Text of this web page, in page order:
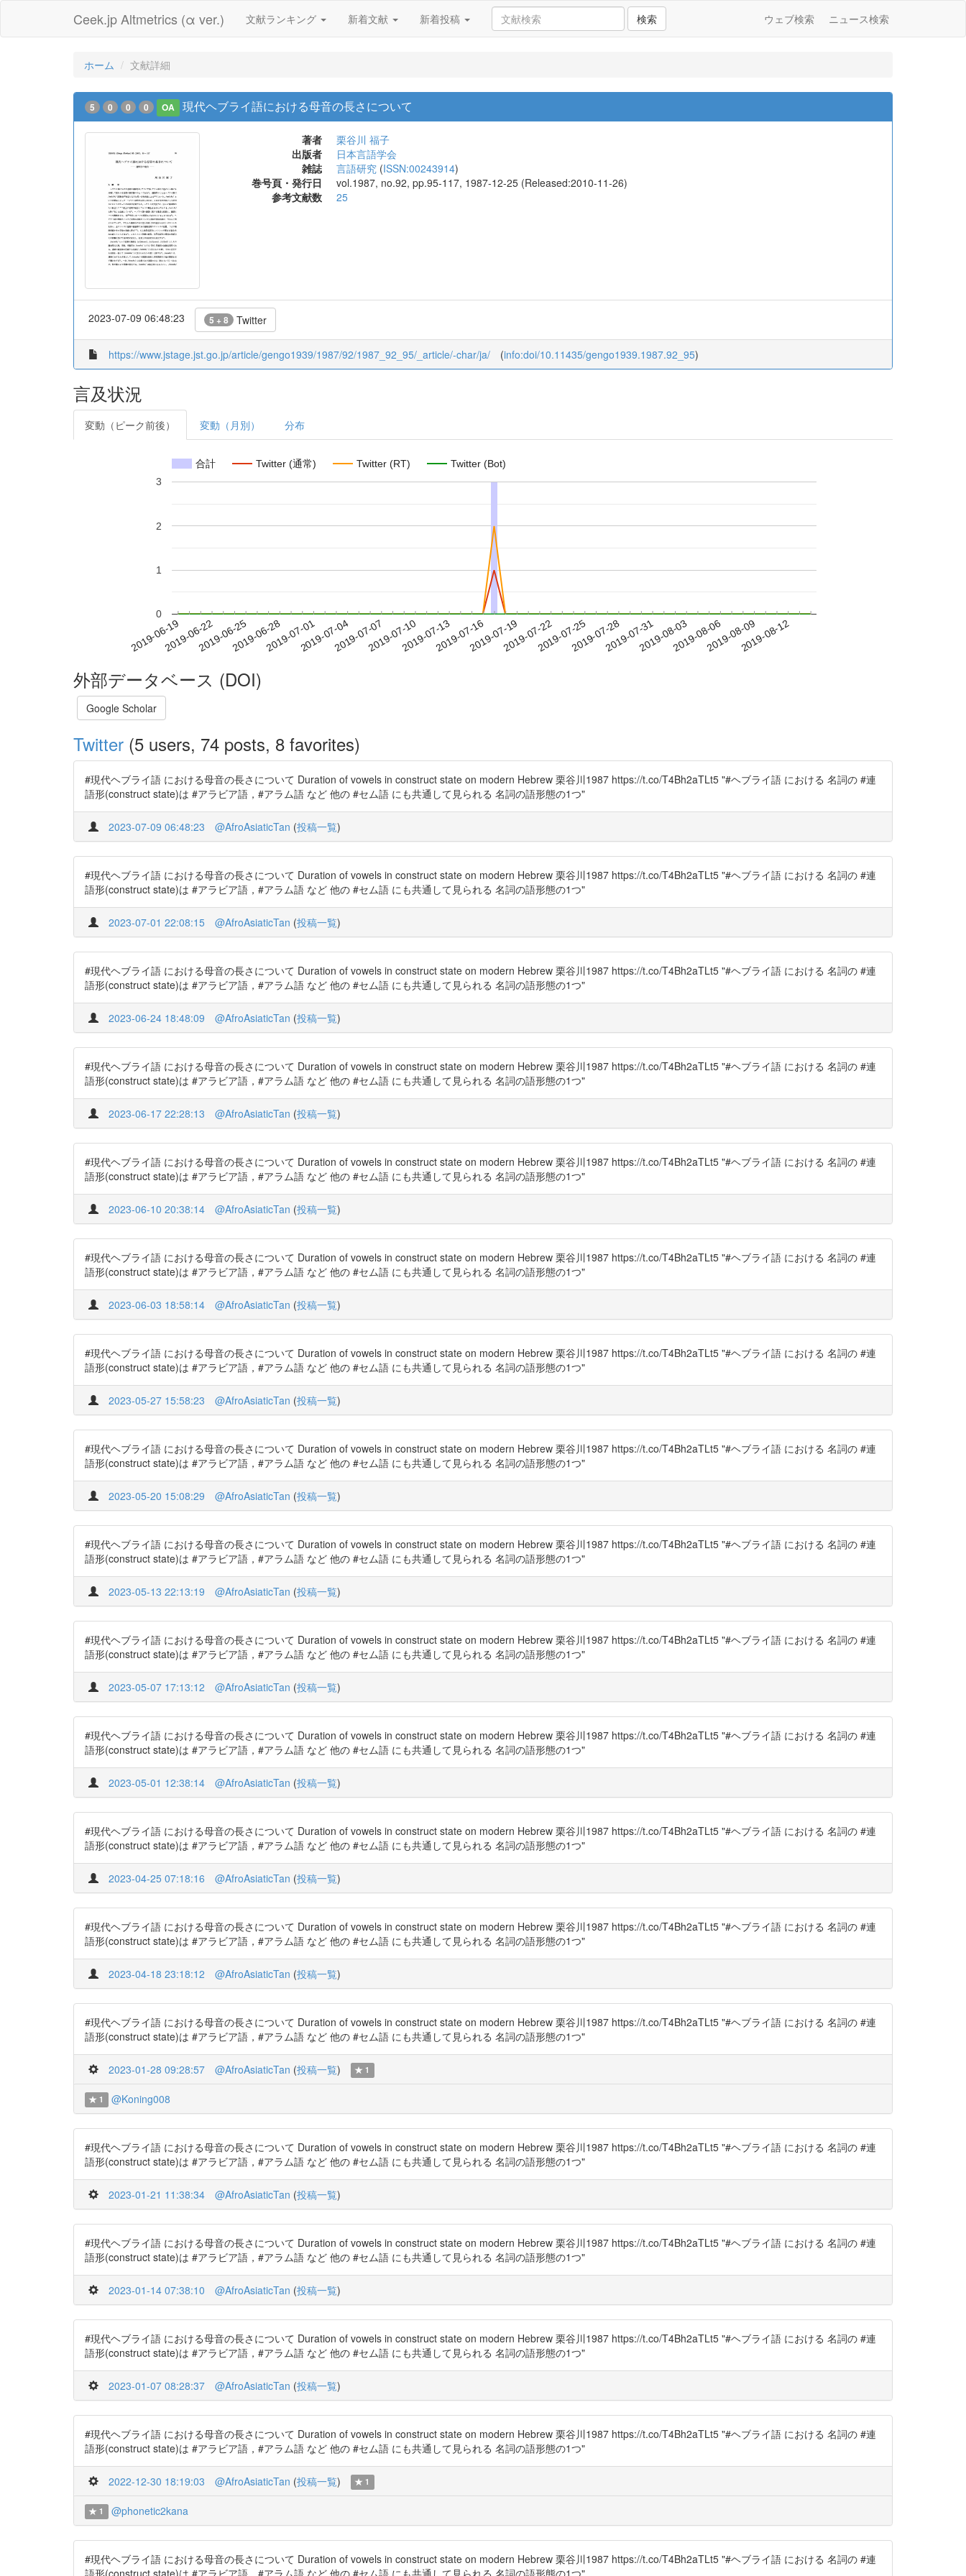
Ceek.jp Altmetrics (α ver.) 文献ランキング 新着文献 新着投稿 検索 ウェブ検索 ニュース検索
ホーム 文献詳細
5 0 0 0 OA 現代ヘブライ語における母音の長さについて
著者
栗谷川 福子
出版者
日本言語学会
雑誌
言語研究 (ISSN:00243914)
巻号頁・発行日
vol.1987, no.92, pp.95-117, 1987-12-25 (Released:2010-11-26)
参考文献数
25
2023-07-09 06:48:23 5 + 8 Twitter
https://www.jstage.jst.go.jp/article/gengo1939/1987/92/1987_92_95/_article/-char/ja/ (info:doi/10.11435/gengo1939.1987.92_95)
言及状況
変動（ピーク前後） 変動（月別） 分布
合計 Twitter (通常) Twitter (RT) Twitter (Bot)
2019-06-192019-06-222019-06-252019-06-282019-07-012019-07-042019-07-072019-07-102019-07-132019-07-162019-07-192019-07-222019-07-252019-07-282019-07-312019-08-032019-08-062019-08-092019-08-12
0
1
2
3
外部データベース (DOI)
Google Scholar
Twitter (5 users, 74 posts, 8 favorites)
#現代ヘブライ語 における母音の長さについて Duration of vowels in construct state on modern Hebrew 栗谷川1987 https://t.co/T4Bh2aTLt5 "#ヘブライ語 における 名詞の #連
語形(construct state)は #アラビア語，#アラム語 など 他の #セム語 にも共通して見られる 名詞の語形態の1つ"
2023-07-09 06:48:23 @AfroAsiaticTan (投稿一覧)
#現代ヘブライ語 における母音の長さについて Duration of vowels in construct state on modern Hebrew 栗谷川1987 https://t.co/T4Bh2aTLt5 "#ヘブライ語 における 名詞の #連
語形(construct state)は #アラビア語，#アラム語 など 他の #セム語 にも共通して見られる 名詞の語形態の1つ"
2023-07-01 22:08:15 @AfroAsiaticTan (投稿一覧)
#現代ヘブライ語 における母音の長さについて Duration of vowels in construct state on modern Hebrew 栗谷川1987 https://t.co/T4Bh2aTLt5 "#ヘブライ語 における 名詞の #連
語形(construct state)は #アラビア語，#アラム語 など 他の #セム語 にも共通して見られる 名詞の語形態の1つ"
2023-06-24 18:48:09 @AfroAsiaticTan (投稿一覧)
#現代ヘブライ語 における母音の長さについて Duration of vowels in construct state on modern Hebrew 栗谷川1987 https://t.co/T4Bh2aTLt5 "#ヘブライ語 における 名詞の #連
語形(construct state)は #アラビア語，#アラム語 など 他の #セム語 にも共通して見られる 名詞の語形態の1つ"
2023-06-17 22:28:13 @AfroAsiaticTan (投稿一覧)
#現代ヘブライ語 における母音の長さについて Duration of vowels in construct state on modern Hebrew 栗谷川1987 https://t.co/T4Bh2aTLt5 "#ヘブライ語 における 名詞の #連
語形(construct state)は #アラビア語，#アラム語 など 他の #セム語 にも共通して見られる 名詞の語形態の1つ"
2023-06-10 20:38:14 @AfroAsiaticTan (投稿一覧)
#現代ヘブライ語 における母音の長さについて Duration of vowels in construct state on modern Hebrew 栗谷川1987 https://t.co/T4Bh2aTLt5 "#ヘブライ語 における 名詞の #連
語形(construct state)は #アラビア語，#アラム語 など 他の #セム語 にも共通して見られる 名詞の語形態の1つ"
2023-06-03 18:58:14 @AfroAsiaticTan (投稿一覧)
#現代ヘブライ語 における母音の長さについて Duration of vowels in construct state on modern Hebrew 栗谷川1987 https://t.co/T4Bh2aTLt5 "#ヘブライ語 における 名詞の #連
語形(construct state)は #アラビア語，#アラム語 など 他の #セム語 にも共通して見られる 名詞の語形態の1つ"
2023-05-27 15:58:23 @AfroAsiaticTan (投稿一覧)
#現代ヘブライ語 における母音の長さについて Duration of vowels in construct state on modern Hebrew 栗谷川1987 https://t.co/T4Bh2aTLt5 "#ヘブライ語 における 名詞の #連
語形(construct state)は #アラビア語，#アラム語 など 他の #セム語 にも共通して見られる 名詞の語形態の1つ"
2023-05-20 15:08:29 @AfroAsiaticTan (投稿一覧)
#現代ヘブライ語 における母音の長さについて Duration of vowels in construct state on modern Hebrew 栗谷川1987 https://t.co/T4Bh2aTLt5 "#ヘブライ語 における 名詞の #連
語形(construct state)は #アラビア語，#アラム語 など 他の #セム語 にも共通して見られる 名詞の語形態の1つ"
2023-05-13 22:13:19 @AfroAsiaticTan (投稿一覧)
#現代ヘブライ語 における母音の長さについて Duration of vowels in construct state on modern Hebrew 栗谷川1987 https://t.co/T4Bh2aTLt5 "#ヘブライ語 における 名詞の #連
語形(construct state)は #アラビア語，#アラム語 など 他の #セム語 にも共通して見られる 名詞の語形態の1つ"
2023-05-07 17:13:12 @AfroAsiaticTan (投稿一覧)
#現代ヘブライ語 における母音の長さについて Duration of vowels in construct state on modern Hebrew 栗谷川1987 https://t.co/T4Bh2aTLt5 "#ヘブライ語 における 名詞の #連
語形(construct state)は #アラビア語，#アラム語 など 他の #セム語 にも共通して見られる 名詞の語形態の1つ"
2023-05-01 12:38:14 @AfroAsiaticTan (投稿一覧)
#現代ヘブライ語 における母音の長さについて Duration of vowels in construct state on modern Hebrew 栗谷川1987 https://t.co/T4Bh2aTLt5 "#ヘブライ語 における 名詞の #連
語形(construct state)は #アラビア語，#アラム語 など 他の #セム語 にも共通して見られる 名詞の語形態の1つ"
2023-04-25 07:18:16 @AfroAsiaticTan (投稿一覧)
#現代ヘブライ語 における母音の長さについて Duration of vowels in construct state on modern Hebrew 栗谷川1987 https://t.co/T4Bh2aTLt5 "#ヘブライ語 における 名詞の #連
語形(construct state)は #アラビア語，#アラム語 など 他の #セム語 にも共通して見られる 名詞の語形態の1つ"
2023-04-18 23:18:12 @AfroAsiaticTan (投稿一覧)
#現代ヘブライ語 における母音の長さについて Duration of vowels in construct state on modern Hebrew 栗谷川1987 https://t.co/T4Bh2aTLt5 "#ヘブライ語 における 名詞の #連
語形(construct state)は #アラビア語，#アラム語 など 他の #セム語 にも共通して見られる 名詞の語形態の1つ"
2023-01-28 09:28:57 @AfroAsiaticTan (投稿一覧) 1
1 @Koning008
#現代ヘブライ語 における母音の長さについて Duration of vowels in construct state on modern Hebrew 栗谷川1987 https://t.co/T4Bh2aTLt5 "#ヘブライ語 における 名詞の #連
語形(construct state)は #アラビア語，#アラム語 など 他の #セム語 にも共通して見られる 名詞の語形態の1つ"
2023-01-21 11:38:34 @AfroAsiaticTan (投稿一覧)
#現代ヘブライ語 における母音の長さについて Duration of vowels in construct state on modern Hebrew 栗谷川1987 https://t.co/T4Bh2aTLt5 "#ヘブライ語 における 名詞の #連
語形(construct state)は #アラビア語，#アラム語 など 他の #セム語 にも共通して見られる 名詞の語形態の1つ"
2023-01-14 07:38:10 @AfroAsiaticTan (投稿一覧)
#現代ヘブライ語 における母音の長さについて Duration of vowels in construct state on modern Hebrew 栗谷川1987 https://t.co/T4Bh2aTLt5 "#ヘブライ語 における 名詞の #連
語形(construct state)は #アラビア語，#アラム語 など 他の #セム語 にも共通して見られる 名詞の語形態の1つ"
2023-01-07 08:28:37 @AfroAsiaticTan (投稿一覧)
#現代ヘブライ語 における母音の長さについて Duration of vowels in construct state on modern Hebrew 栗谷川1987 https://t.co/T4Bh2aTLt5 "#ヘブライ語 における 名詞の #連
語形(construct state)は #アラビア語，#アラム語 など 他の #セム語 にも共通して見られる 名詞の語形態の1つ"
2022-12-30 18:19:03 @AfroAsiaticTan (投稿一覧) 1
1 @phonetic2kana
#現代ヘブライ語 における母音の長さについて Duration of vowels in construct state on modern Hebrew 栗谷川1987 https://t.co/T4Bh2aTLt5 "#ヘブライ語 における 名詞の #連
語形(construct state)は #アラビア語，#アラム語 など 他の #セム語 にも共通して見られる 名詞の語形態の1つ"